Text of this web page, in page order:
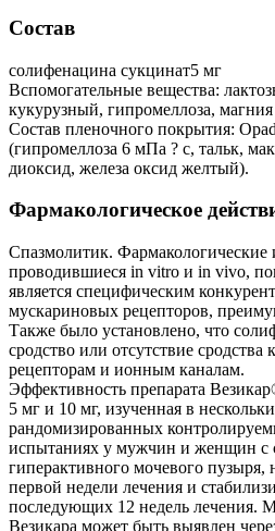
Состав
солифенацина сукцинат5 мг
Вспомогательные вещества:
кукурузный, гипромеллоза,
Состав пленочного покрытия:
(гипромеллоза 6 мПа ? с, тальк,
диоксид, железа оксид желтый).
Фармакологическое
Спазмолитик. Фармакологические
проводившиеся in vitro и in vivo,
является специфическим
мускариновых рецепторов,
Также было установлено, что
сродство или отсутствие
рецепторам и ионным каналам.
Эффективность препарата
5 мг и 10 мг, изученная в
рандомизированных
испытаниях у мужчин и женщин с
гиперактивного мочевого пузыря,
первой недели лечения и
последующих 12 недель лечения.
Везикара может быть выявлен